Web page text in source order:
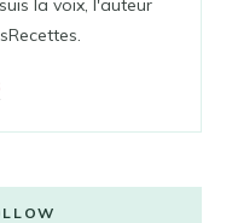
la voix, l'auteur